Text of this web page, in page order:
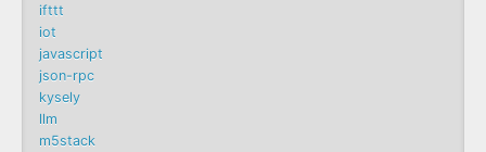
ifttt
iot
javascript
json-rpc
kysely
llm
m5stack